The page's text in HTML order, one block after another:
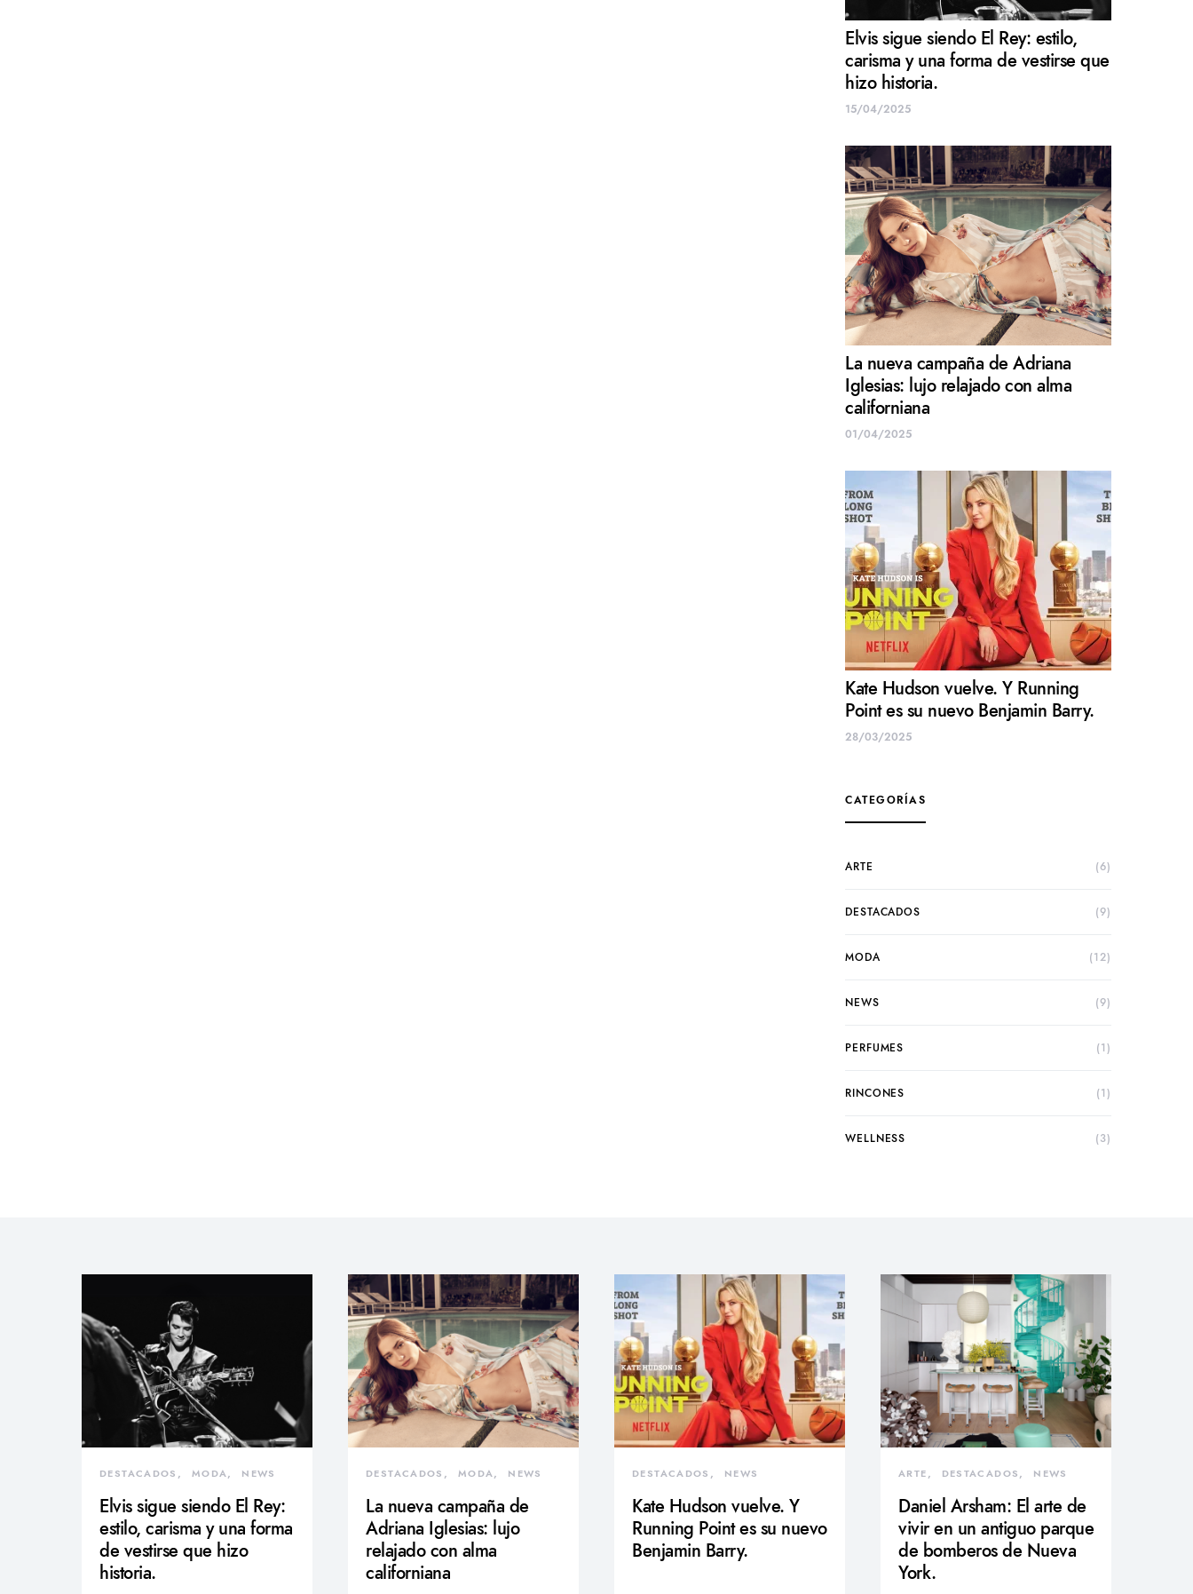
Elvis sigue siendo El Rey: estilo,
carisma y una forma de vestirse que
hizo historia.
15/04/2025
La nueva campaña de Adriana
Iglesias: lujo relajado con alma
californiana
01/04/2025
Kate Hudson vuelve. Y Running
Point es su nuevo Benjamin Barry.
28/03/2025
CATEGORÍAS
ARTE (6)
DESTACADOS (9)
MODA (12)
NEWS (9)
PERFUMES (1)
RINCONES (1)
WELLNESS (3)
DESTACADOS MODA NEWS
Elvis sigue siendo El Rey:
estilo, carisma y una forma
de vestirse que hizo
historia.
DESTACADOS MODA NEWS
La nueva campaña de
Adriana Iglesias: lujo
relajado con alma
californiana
DESTACADOS NEWS
Kate Hudson vuelve. Y
Running Point es su nuevo
Benjamin Barry.
ARTE DESTACADOS NEWS
Daniel Arsham: El arte de
vivir en un antiguo parque
de bomberos de Nueva
York.